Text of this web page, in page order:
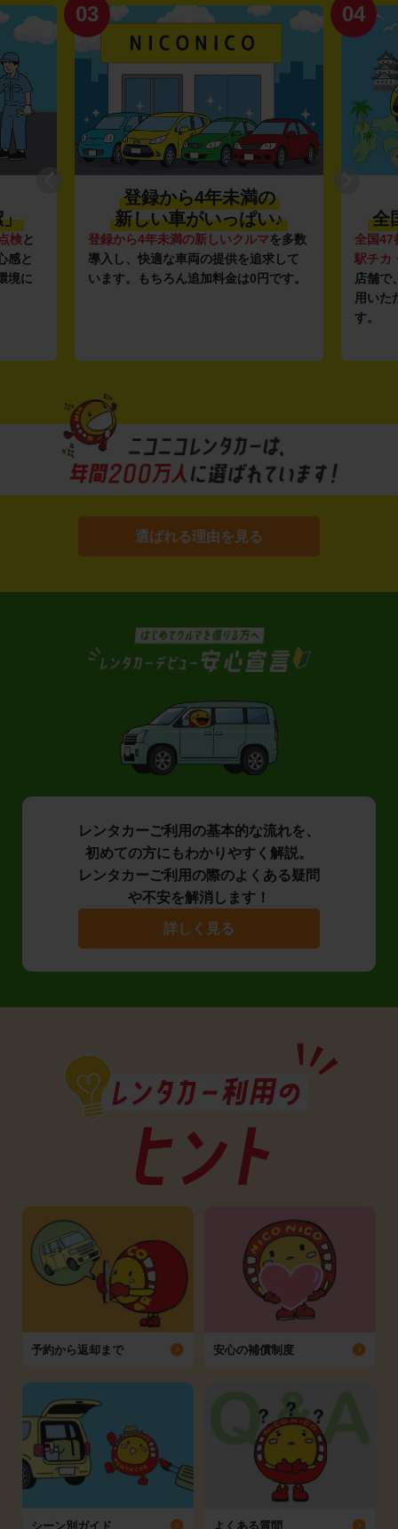
」
検と
感と
境に
03
登録から4年未満の
新しい車がいっぱい♪
登録から4年未満の新しいクルマを多数
導入し、快適な車両の提供を追求して
います。もちろん追加料金は0円です。
04
全
全国47
駅チカ
店舗で
用いた
す。
選ばれる理由を見る
レンタカーご利用の基本的な流れを、
初めての方にもわかりやすく解説。
レンタカーご利用の際のよくある疑問
や不安を解消します！
詳しく見る
予約から返却まで 安心の補償制度
シーン別ガイド よくある質問